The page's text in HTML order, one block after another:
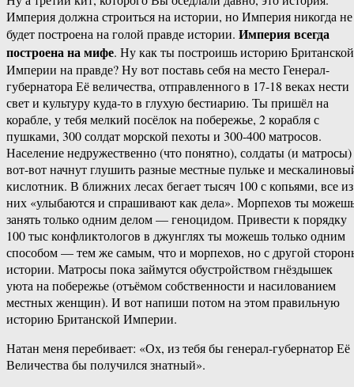
Империя должна строиться на истории, но Империя никогда не
будет построена на голой правде истории. Империя всегда
построена на мифе. Ну как ты построишь историю Британской
Империи на правде? Ну вот поставь себя на место Генерал-
губернатора Её величества, отправленного в 17-18 веках нести
свет и культуру куда-то в глухую бестиарию. Ты пришёл на
корабле, у тебя мелкий посёлок на побережье, 2 корабля с
пушками, 300 солдат морской пехоты и 300-400 матросов.
Население недружественно (что понятно), солдаты (и матросы)
вот-вот начнут глушить разные местные пульке и
кислотник. В ближних лесах бегает тысяч 100 с копьями, все из
них «улыбаются и спрашивают как дела». Морпехов ты
занять только одним делом — геноцидом. Привести к порядку
100 тыс конфликтологов в джунглях ты можешь только одним
способом — тем же самым, что и морпехов, но с другой
истории. Матросы пока займутся обустройством гнёздышек
уюта на побережье (отъёмом собственности и насилованием
местных женщин). И вот напиши потом на этом правильную
историю Британской Империи.
Натан меня перебивает: «Ох, из тебя бы генерал-губернатор Её
Величества бы получился знатный».